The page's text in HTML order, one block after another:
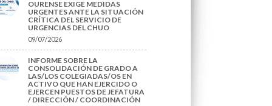
OURENSE EXIGE MEDIDAS
URGENTES ANTE LA SITUACIÓN
CRÍTICA DEL SERVICIO DE
URGENCIAS DEL CHUO
09/07/2026
INFORME SOBRE LA
CONSOLIDACIÓN DE GRADO A
LAS/LOS COLEGIADAS/OS EN
ACTIVO QUE HAN EJERCIDO O
EJERCEN PUESTOS DE JEFATURA
/ DIRECCIÓN / COORDINACIÓN